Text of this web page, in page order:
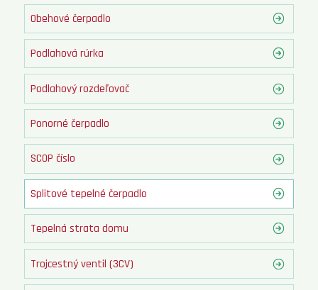
Obehové čerpadlo
Podlahová rúrka
Podlahový rozdeľovač
Ponorné čerpadlo
SCOP číslo
Splitové tepelné čerpadlo
Tepelná strata domu
Trojcestný ventil (3CV)